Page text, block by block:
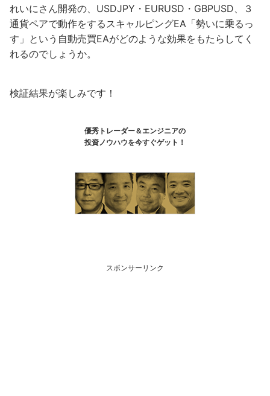
れいにさん開発の、USDJPY・EURUSD・GBPUSD、３
通貨ペアで動作をするスキャルピングEA「勢いに乗るっ
す」という自動売買EAがどのような効果をもたらしてく
れるのでしょうか。
検証結果が楽しみです！
優秀トレーダー＆エンジニアの
投資ノウハウを今すぐゲット！
スポンサーリンク